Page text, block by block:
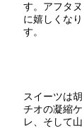
す。アフタ
に嬉しくな
す。
スイーツは
チオの凝縮
レ、そして